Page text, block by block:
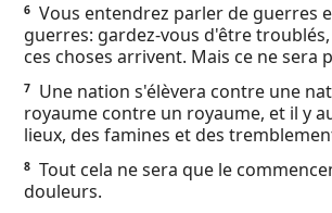
6 Vous entendrez parler de guerres
guerres: gardez-vous d'être
ces choses arrivent. Mais ce ne sera
7
Une nation s'élèvera contre une
royaume contre un royaume, et il y
lieux, des famines et des
8 Tout cela ne sera que le
douleurs.